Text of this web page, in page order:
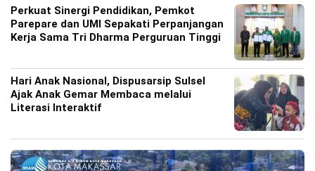
Perkuat Sinergi Pendidikan, Pemkot
Parepare dan UMI Sepakati Perpanjangan
Kerja Sama Tri Dharma Perguruan Tinggi
Hari Anak Nasional, Dispusarsip Sulsel
Ajak Anak Gemar Membaca melalui
Literasi Interaktif